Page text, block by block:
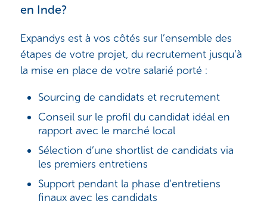
en Inde?
Expandys est à vos côtés sur l’ensemble des
étapes de votre projet, du recrutement jusqu’à
la mise en place de votre salarié porté :
Sourcing de candidats et recrutement
Conseil sur le profil du candidat idéal en
rapport avec le marché local
Sélection d’une shortlist de candidats via
les premiers entretiens
Support pendant la phase d’entretiens
finaux avec les candidats